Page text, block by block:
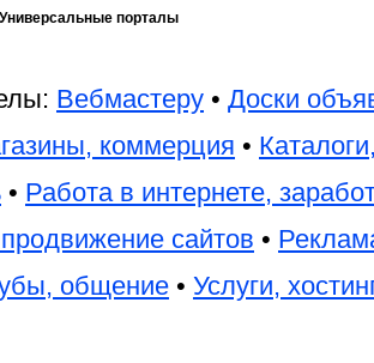
Универсальные порталы
Вебмастеру • Доски
коммерция •
• Работа в интернете,
сайтов •
общение • Услуги,